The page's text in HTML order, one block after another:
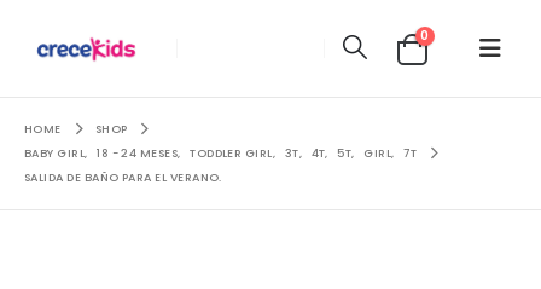
0
HOME
SHOP
BABY GIRL, 18 - 24 MESES, TODDLER GIRL, 3T, 4T, 5T, GIRL,
7T
SALIDA DE BAÑO PARA EL VERANO.